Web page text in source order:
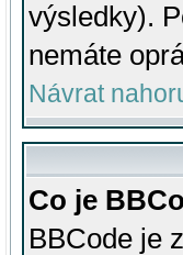
výsledky).
nemáte
Návrat
Co je
BBCode je